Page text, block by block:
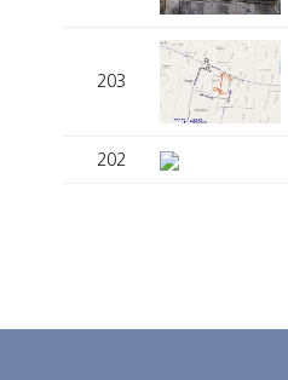
203
202